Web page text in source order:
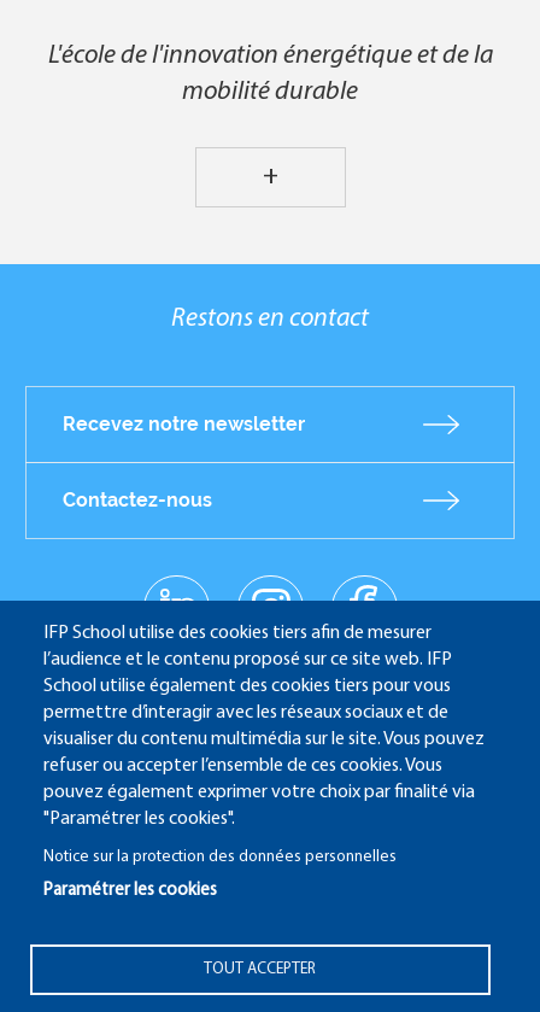
IFP School utilise des cookies tiers afin de mesurer
l’audience et le contenu proposé sur ce site web. IFP
School utilise également des cookies tiers pour vous
permettre d’interagir avec les réseaux sociaux et de
visualiser du contenu multimédia sur le site. Vous pouvez
refuser ou accepter l’ensemble de ces cookies. Vous
pouvez également exprimer votre choix par finalité via
"Paramétrer les cookies".
Notice sur la protection des données personnelles
Paramétrer les cookies
TOUT ACCEPTER
L'école de l'innovation énergétique et de la
mobilité durable
+
Restons en contact
Recevez notre newsletter
Contactez-nous
Réseaux
sociaux
linkedin
instagr
facebo
youtub
e
IFP School - 232 Avenue Napoléon Bonaparte - 92852
Rueil-Malmaison
ALUMNI SITE CANDIDATURE
ECAMPUS
IFP ENERGIES NOUVELLES